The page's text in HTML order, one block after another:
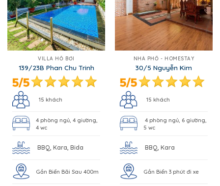
VILLA HỒ BƠI
139/23B Phan Chu Trinh
15 khách
4 phòng ngủ, 4 giường,
4 wc
BBQ, Kara, Bida
Gần Biển Bãi Sau 400m
NHÀ PHỐ - HOMESTAY
30/5 Nguyễn Kim
15 khách
4 phòng ngủ, 6 giường,
5 wc
BBQ, Kara
Gần Biển 3 phút đi xe